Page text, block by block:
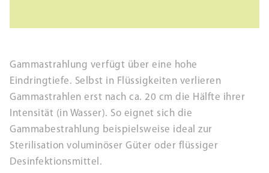
Gammastrahlung verfügt über eine hohe
Eindringtiefe. Selbst in Flüssigkeiten verlieren
Gammastrahlen erst nach ca. 20 cm die Hälfte ihrer
Intensität (in Wasser). So eignet sich die
Gammabestrahlung beispielsweise ideal zur
Sterilisation voluminöser Güter oder flüssiger
Desinfektionsmittel.